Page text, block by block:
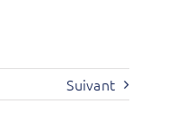
Suivant